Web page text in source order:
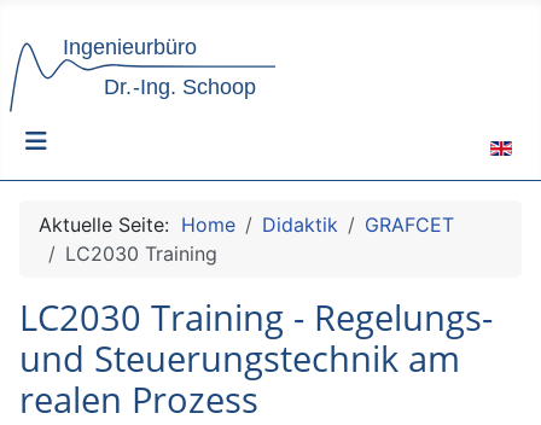
Aktuelle Seite: Home Didaktik
GRAFCET
LC2030 Training
LC2030 Training - Regelungs-
und Steuerungstechnik am
realen Prozess